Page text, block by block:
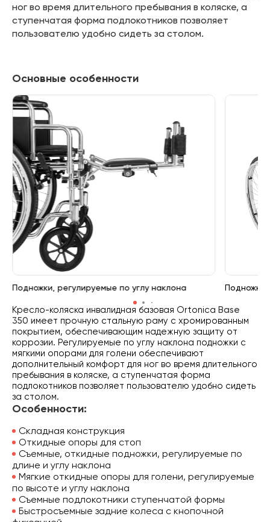
ног во время длительного пребывания в коляске, а
ступенчатая форма подлокотников позволяет
пользователю удобно сидеть за столом.
Основные особенности
Подножки, регулируемые по углу наклона Подножки,
Кресло-коляска инвалидная базовая Ortonica Base
350 имеет прочную стальную раму с хромированным
покрытием, обеспечивающим надежную защиту от
коррозии. Регулируемые по углу наклона подножки с
мягкими опорами для голени обеспечивают
дополнительный комфорт для ног во время длительного
пребывания в коляске, а ступенчатая форма
подлокотников позволяет пользователю удобно сидеть
за столом.
Особенности:
Складная конструкция
Откидные опоры для стоп
Cъемные, откидные подножки, регулируемые по
длине и углу наклона
Мягкие откидные опоры для голени, регулируемые
по высоте и углу наклона
Съемные подлокотники ступенчатой формы
Быстросъемные задние колеса с кнопочной